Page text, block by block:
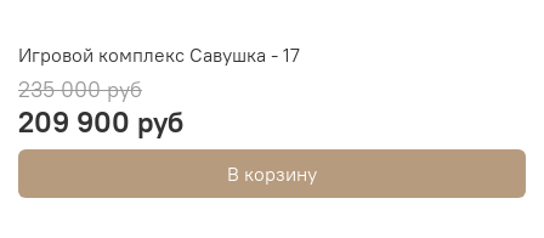
Игровой комплекс Савушка - 17
235 000 руб
209 900 руб
В корзину